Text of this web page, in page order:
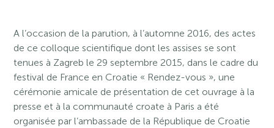
A l’occasion de la parution, à l’automne 2016, des actes
de ce colloque scientifique dont les assises se sont
tenues à Zagreb le 29 septembre 2015, dans le cadre du
festival de France en Croatie « Rendez-vous », une
cérémonie amicale de présentation de cet ouvrage à la
presse et à la communauté croate à Paris a été
organisée par l’ambassade de la République de Croatie